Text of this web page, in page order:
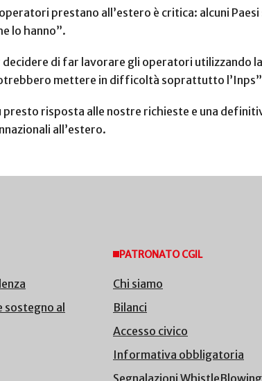
prestano all’estero è critica: alcuni
lo hanno”.
di far lavorare gli operatori utilizzando
mettere in difficoltà soprattutto
risposta alle nostre richieste e una
all’estero.
sostegno al
PATRONATO CGIL
Chi siamo
Bilanci
Accesso civico
Informativa obbligatoria
Segnalazioni WhistleBlowing